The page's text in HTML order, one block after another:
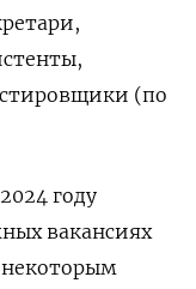
(по
году
вакансиях
некоторым